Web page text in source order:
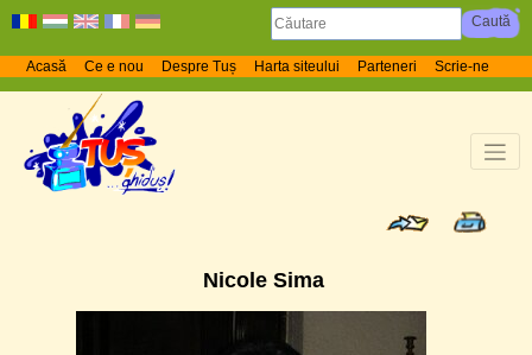
Acasă Ce e nou Despre Tuș Harta siteului Parteneri Scrie-ne
Nicole Sima